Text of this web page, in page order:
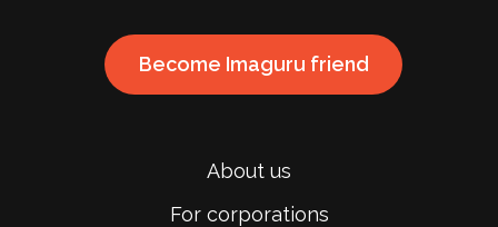
About us
For corporations
Become Imaguru friend